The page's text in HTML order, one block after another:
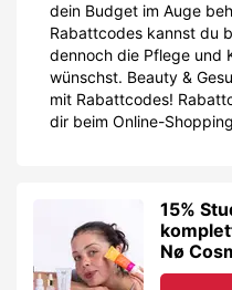
dein Budget im Auge
Rabattcodes kannst du
dennoch die Pflege und
wünschst. Beauty &
mit Rabattcodes!
dir beim Online-
15%
Nø